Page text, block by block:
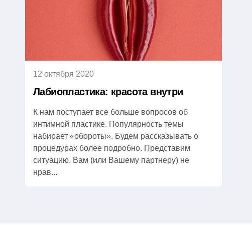
12 октября 2020
Лабиопластика: красота внутри
К нам поступает все больше вопросов об
интимной пластике. Популярность темы
набирает «обороты». Будем рассказывать о
процедурах более подробно. Представим
ситуацию. Вам (или Вашему партнеру) не
нрав...